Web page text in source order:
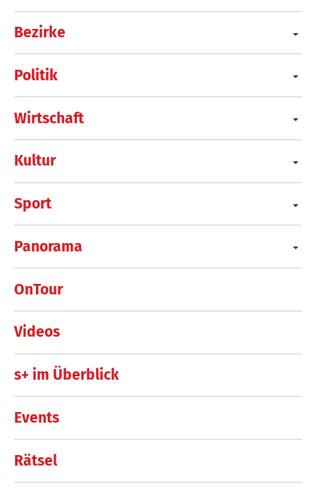
Bezirke
Politik
Wirtschaft
Kultur
Sport
Panorama
OnTour
Videos
s+ im Überblick
Events
Rätsel